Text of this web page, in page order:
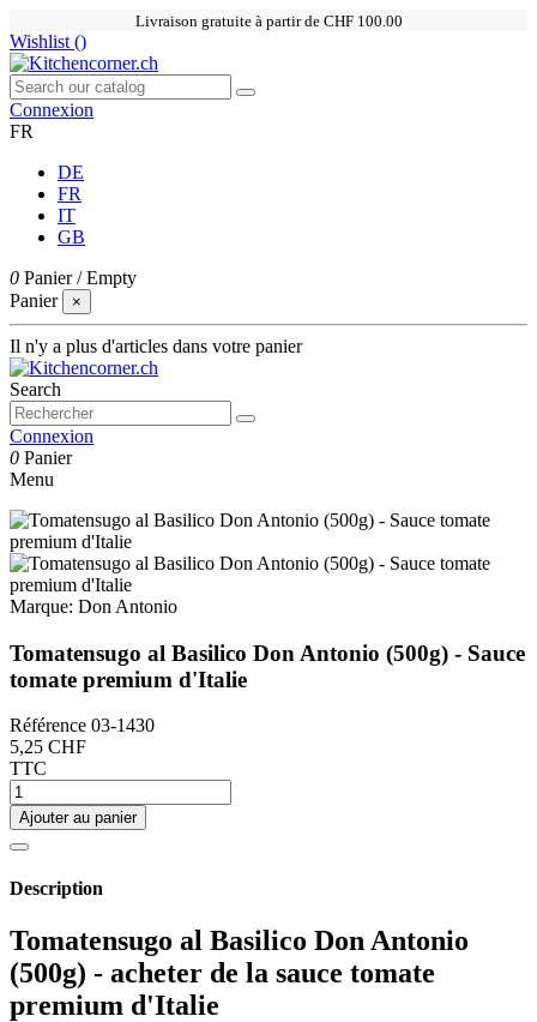
Livraison gratuite à partir de CHF 100.00
Wishlist ()
Connexion
FR
DE
FR
IT
GB
0 Panier /Empty
Panier
×
Il n'y a plus d'articles dans votre panier
Search
Connexion
0 Panier
Menu
Marque: Don Antonio
Tomatensugo al Basilico Don Antonio (500g) - Sauce
tomate premium d'Italie
Référence 03-1430
5,25 CHF
TTC
Ajouter au panier
Description
Tomatensugo al Basilico Don Antonio
(500g) - acheter de la sauce tomate
premium d'Italie